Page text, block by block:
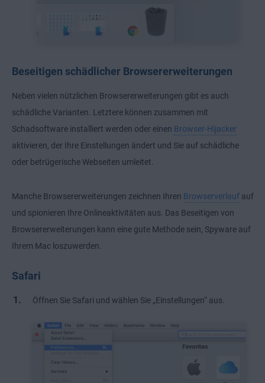
Beseitigen schädlicher Browsererweiterungen
Neben vielen nützlichen Browsererweiterungen gibt es auch
schädliche Varianten. Letztere können zusammen mit
Schadsoftware installiert werden oder einen Browser-Hijacker
aktivieren, der Ihre Einstellungen ändert und Sie auf schädliche
oder betrügerische Webseiten umleitet.
Manche Browsererweiterungen zeichnen Ihren Browserverlauf auf
und spionieren Ihre Onlineaktivitäten aus. Das Beseitigen von
Browsererweiterungen kann eine gute Methode sein, Spyware auf
Ihrem Mac loszuwerden.
Safari
Öffnen Sie Safari und wählen Sie „Einstellungen“ aus.